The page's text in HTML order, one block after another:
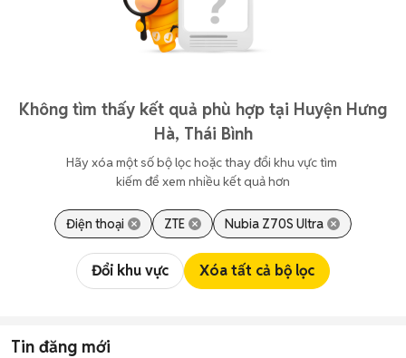
Không tìm thấy kết quả phù hợp tại Huyện Hưng
Hà, Thái Bình
Hãy xóa một số bộ lọc hoặc thay đổi khu vực tìm
kiếm để xem nhiều kết quả hơn
Điện thoại ZTE Nubia Z70S Ultra
Đổi khu vực Xóa tất cả bộ lọc
Tin đăng mới